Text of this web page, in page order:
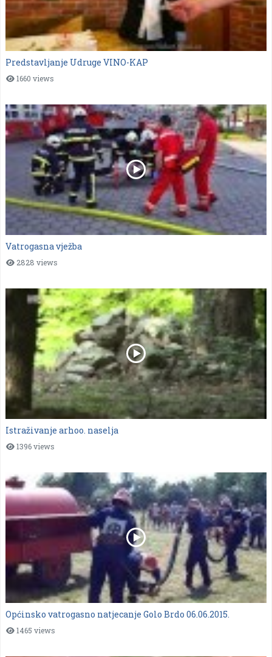
Predstavljanje Udruge VINO-KAP
1660 views
Vatrogasna vježba
2828 views
Istraživanje arhoo. naselja
1396 views
Općinsko vatrogasno natjecanje Golo Brdo 06.06.2015.
1465 views